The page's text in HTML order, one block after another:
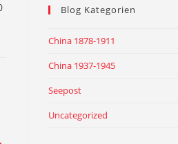
Blog Kategorien
China 1878-1911
China 1937-1945
Seepost
Uncategorized